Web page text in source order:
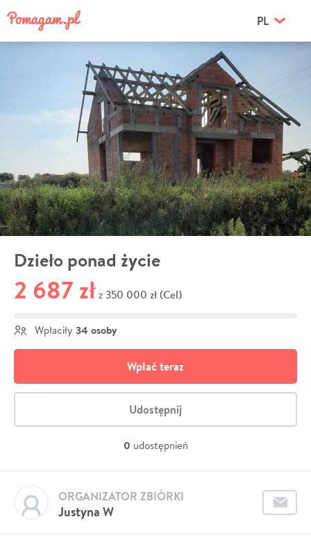
PL
Dzieło ponad życie
2 687 zł z 350 000 zł (Cel)
Wpłaciły 34 osoby
Wpłać teraz
Udostępnij
0 udostępnień
Justyna W
ORGANIZATOR ZBIÓRKI